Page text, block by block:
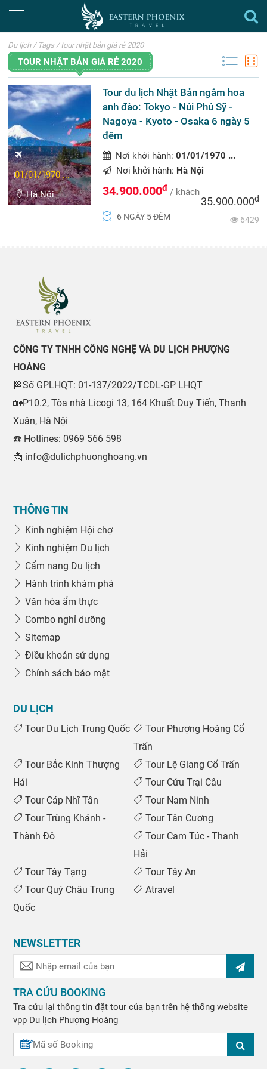
Du lịch / Tags / tour nhật bản giá rẻ 2020
TOUR NHẬT BẢN GIÁ RẺ 2020
01/01/1970 ...
Hà Nội
Tour du lịch Nhật Bản ngắm hoa
anh đào: Tokyo - Núi Phú Sỹ -
Nagoya - Kyoto - Osaka 6 ngày 5
đêm
Nơi khởi hành:01/01/1970 ...
Nơi khởi hành: Hà Nội
34.900.000đ / khách
35.900.000đ
6 NGÀY 5 ĐÊM
6429
CÔNG TY TNHH CÔNG NGHỆ VÀ DU LỊCH PHƯỢNG
HOÀNG
🏁Số GPLHQT: 01-137/2022/TCDL-GP LHQT
🏡P10.2, Tòa nhà Licogi 13, 164 Khuất Duy Tiến, Thanh
Xuân, Hà Nội
☎️ Hotlines: 0969 566 598
📩 info@dulichphuonghoang.vn
THÔNG TIN
Kinh nghiệm Hội chợ
Kinh nghiệm Du lịch
Cẩm nang Du lịch
Hành trình khám phá
Văn hóa ẩm thực
Combo nghỉ dưỡng
Sitemap
Điều khoản sử dụng
Chính sách bảo mật
DU LỊCH
Tour Du Lịch Trung Quốc
Tour Phượng Hoàng Cổ
Trấn
Tour Bắc Kinh Thượng
Hải
Tour Lệ Giang Cổ Trấn
Tour Cửu Trại Câu
Tour Cáp Nhĩ Tân
Tour Nam Ninh
Tour Trùng Khánh -
Thành Đô
Tour Tân Cương
Tour Cam Túc - Thanh
Hải
Tour Tây Tạng
Tour Tây An
Tour Quý Châu Trung
Quốc
Atravel
NEWSLETTER
TRA CỨU BOOKING
Tra cứu lại thông tin đặt tour của bạn trên hệ thống website
vpp Du lịch Phượng Hoàng